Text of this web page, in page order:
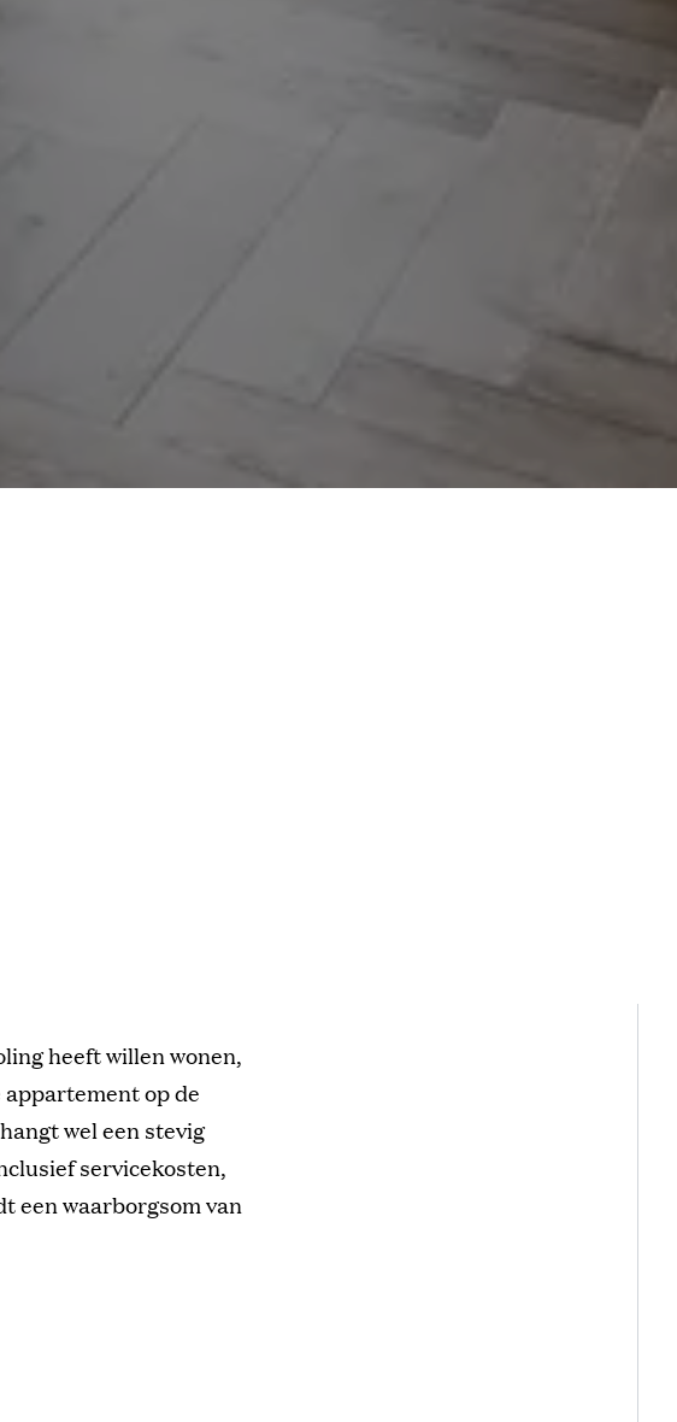
heeft willen wonen,
op de
wel een stevig
servicekosten,
een waarborgsom van